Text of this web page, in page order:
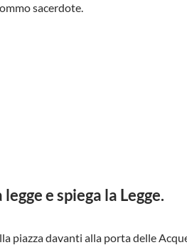
sacerdote.
e spiega la Legge.
davanti alla porta delle